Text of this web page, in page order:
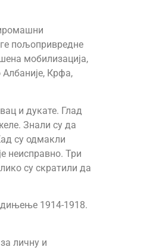
пољопривредне
мобилизација,
Крфа,
и дукате. Глад
Знали су да
су одмакли
неисправно. Три
су скратили да
1914-1918.
личну и